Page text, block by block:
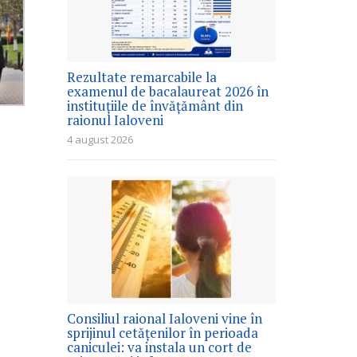
Rezultate remarcabile la
examenul de bacalaureat 2026 în
instituțiile de învățământ din
raionul Ialoveni
4 august 2026
Consiliul raional Ialoveni vine în
sprijinul cetățenilor în perioada
caniculei: va instala un cort de